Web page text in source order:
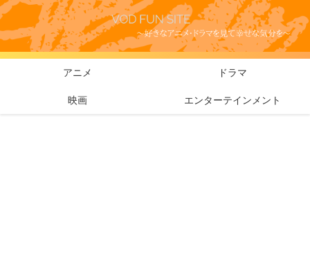
アニメ ドラマ
映画 エンターテインメント